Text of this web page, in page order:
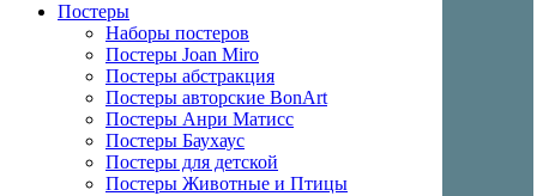
Постеры
Наборы постеров
Постеры Joan Miro
Постеры абстракция
Постеры авторские BonArt
Постеры Анри Матисс
Постеры Баухаус
Постеры для детской
Постеры Животные и Птицы